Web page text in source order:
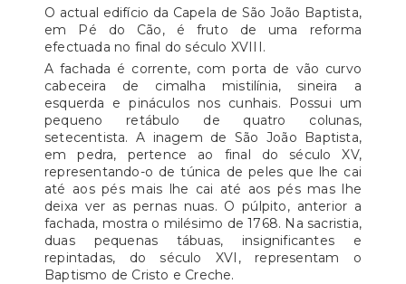
O actual edifício da Capela de São João Baptista,
em Pé do Cão, é fruto de uma reforma
efectuada no final do século XVIII.
A fachada é corrente, com porta de vão curvo
cabeceira de cimalha mistilínia, sineira a
esquerda e pináculos nos cunhais. Possui um
pequeno retábulo de quatro colunas,
setecentista. A inagem de São João Baptista,
em pedra, pertence ao final do século XV,
representando-o de túnica de peles que lhe cai
até aos pés mais lhe cai até aos pés mas lhe
deixa ver as pernas nuas. O púlpito, anterior a
fachada, mostra o milésimo de 1768. Na sacristia,
duas pequenas tábuas, insignificantes e
repintadas, do século XVI, representam o
Baptismo de Cristo e Creche.